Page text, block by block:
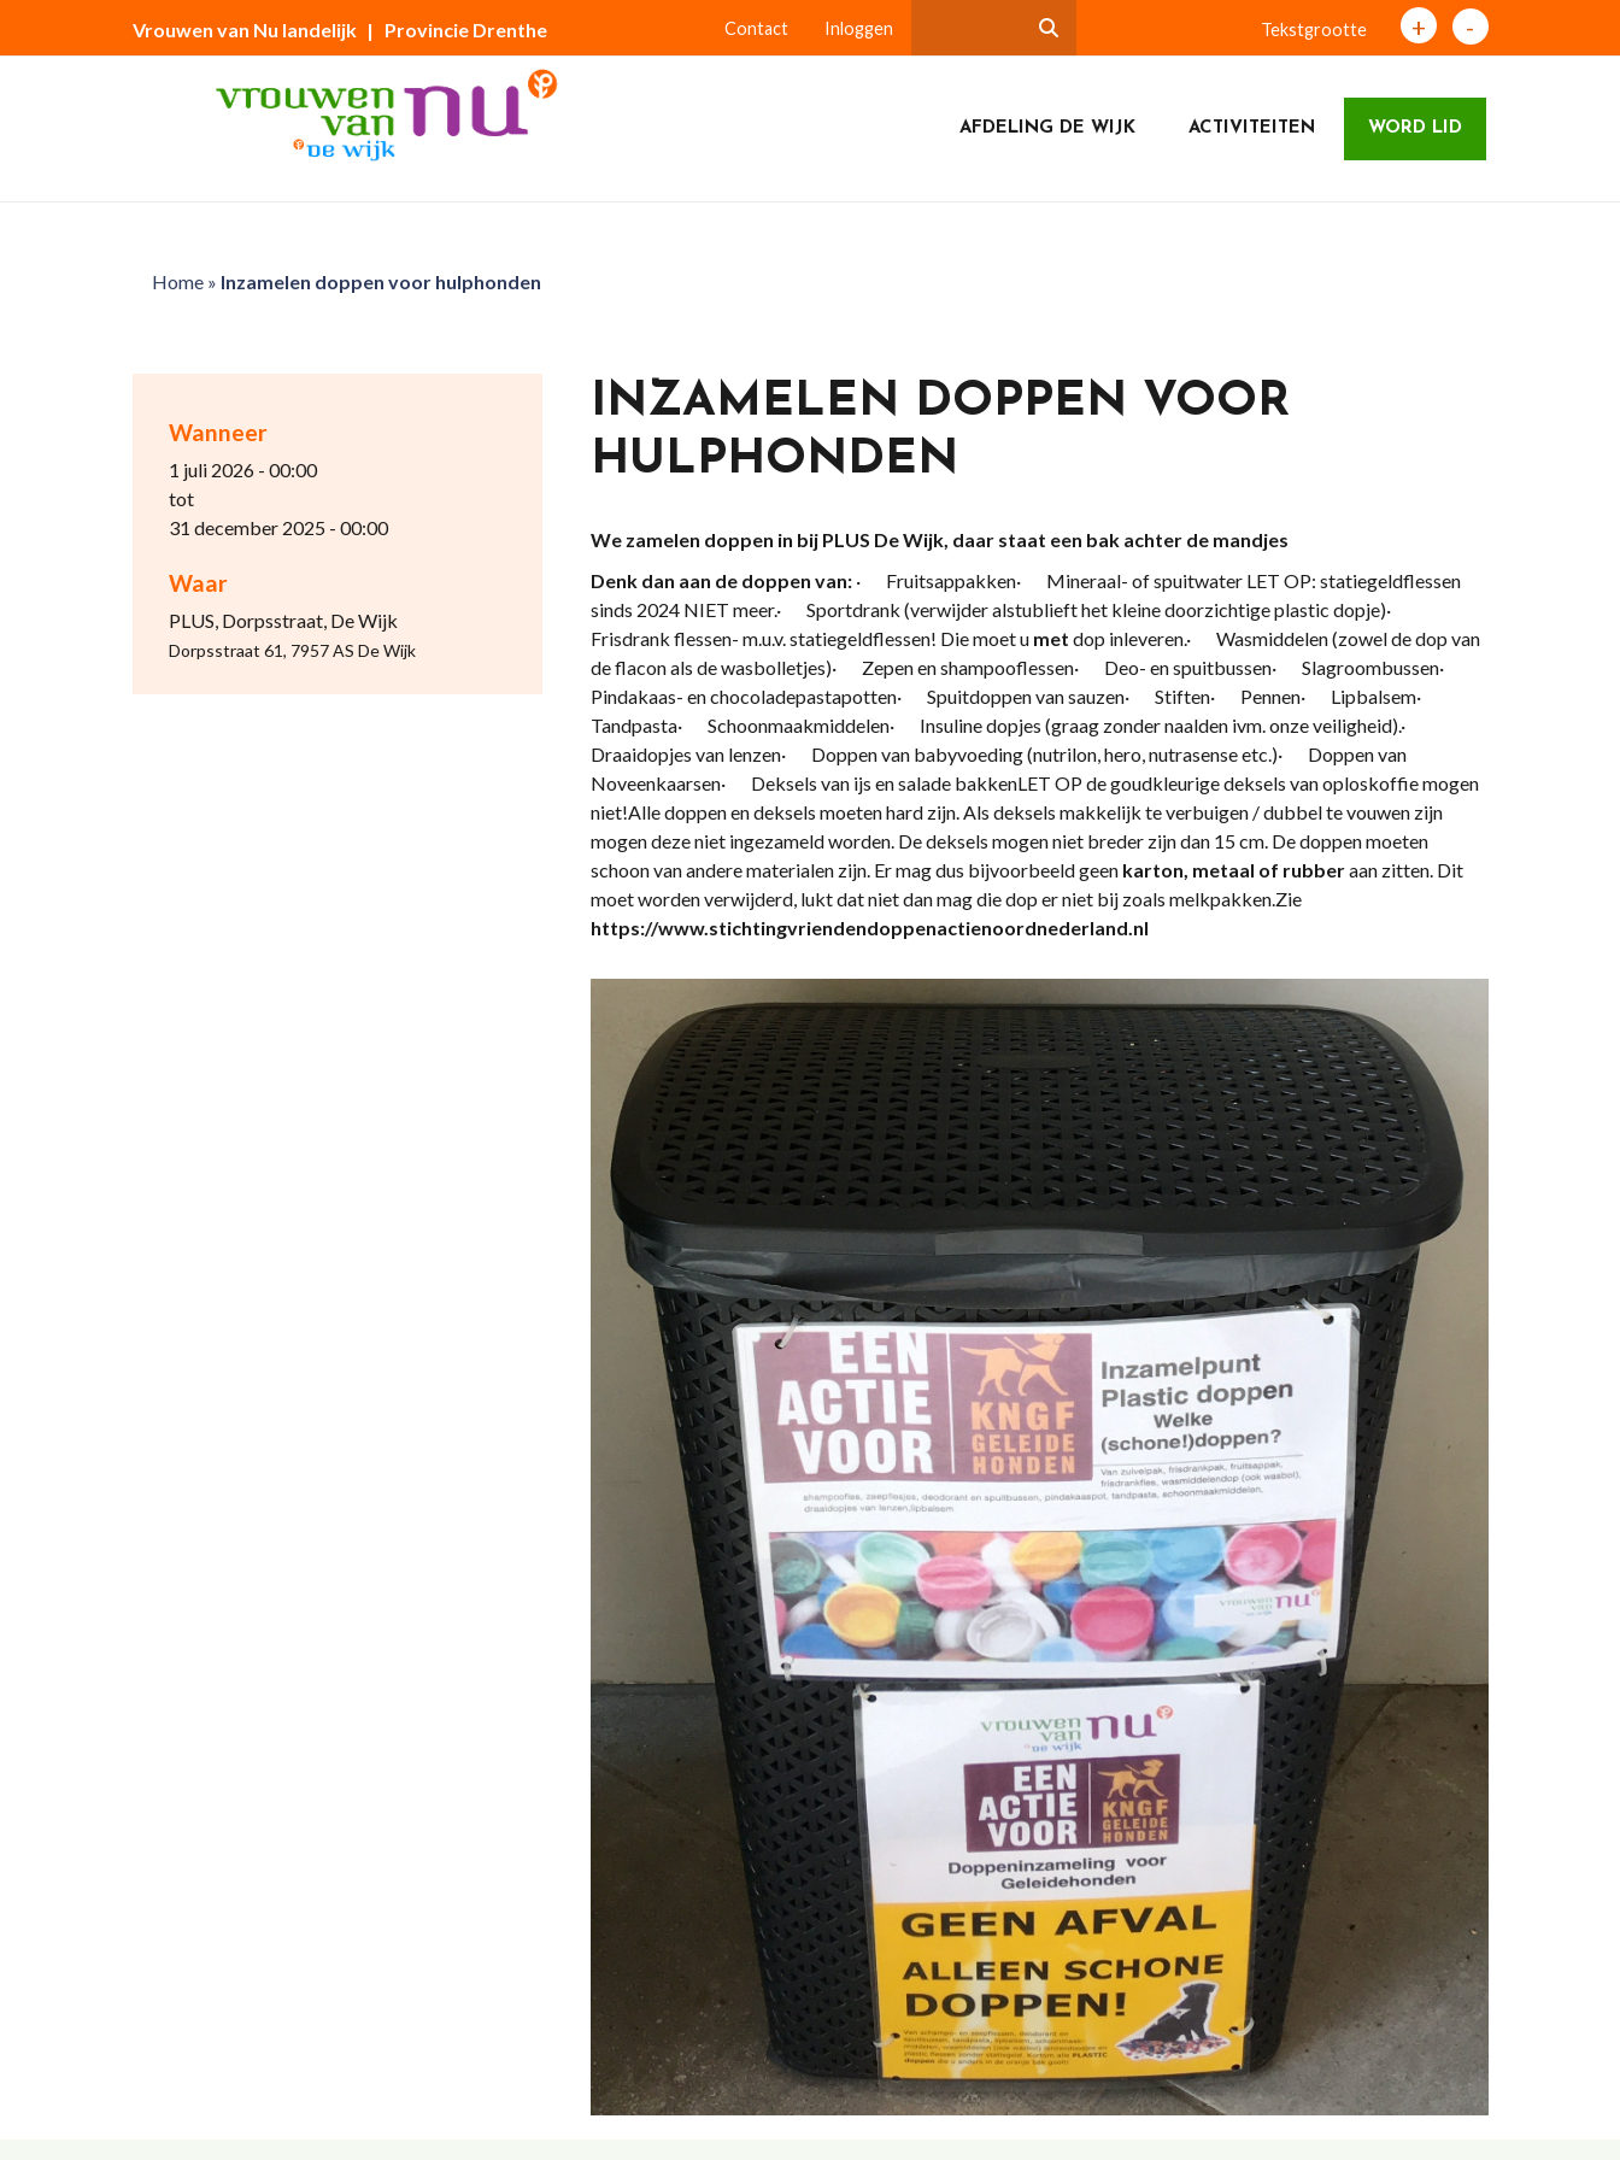
Vrouwen van Nu landelijk | Provincie Drenthe Contact Inloggen Tekstgrootte + -
AFDELING DE WIJK ACTIVITEITEN WORD LID
Home» Inzamelen doppen voor hulphonden
Wanneer
1 juli 2026 - 00:00
tot
31 december 2025 - 00:00
Waar
PLUS, Dorpsstraat, De Wijk
Dorpsstraat 61, 7957 AS De Wijk
INZAMELEN DOPPEN VOOR
HULPHONDEN
We zamelen doppen in bij PLUS De Wijk, daar staat een bak achter de mandjes
Denk dan aan de doppen van: · Fruitsappakken· Mineraal- of spuitwater LET OP: statiegeldflessen
sinds 2024 NIET meer.· Sportdrank (verwijder alstublieft het kleine doorzichtige plastic dopje)·
Frisdrank flessen- m.u.v. statiegeldflessen! Die moet u met dop inleveren.· Wasmiddelen (zowel de dop van
de flacon als de wasbolletjes)· Zepen en shampooflessen· Deo- en spuitbussen· Slagroombussen·
Pindakaas- en chocoladepastapotten· Spuitdoppen van sauzen· Stiften· Pennen· Lipbalsem·
Tandpasta· Schoonmaakmiddelen· Insuline dopjes (graag zonder naalden ivm. onze veiligheid).·
Draaidopjes van lenzen· Doppen van babyvoeding (nutrilon, hero, nutrasense etc.)· Doppen van
Noveenkaarsen· Deksels van ijs en salade bakkenLET OP de goudkleurige deksels van oploskoffie mogen
niet!Alle doppen en deksels moeten hard zijn. Als deksels makkelijk te verbuigen / dubbel te vouwen zijn
mogen deze niet ingezameld worden. De deksels mogen niet breder zijn dan 15 cm. De doppen moeten
schoon van andere materialen zijn. Er mag dus bijvoorbeeld geen karton, metaal of rubberaan zitten. Dit
moet worden verwijderd, lukt dat niet dan mag die dop er niet bij zoals melkpakken.Zie
https://www.stichtingvriendendoppenactienoordnederland.nl